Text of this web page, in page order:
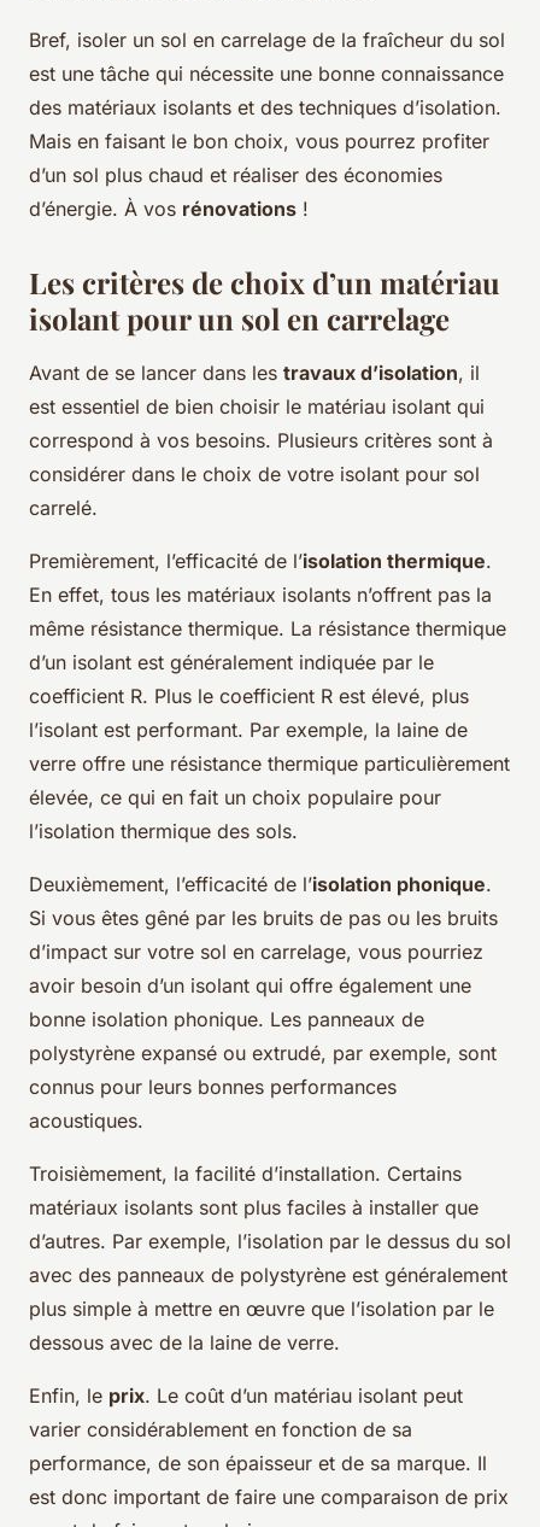
Bref, isoler un sol en carrelage de la fraîcheur du sol
est une tâche qui nécessite une bonne connaissance
des matériaux isolants et des techniques d’isolation.
Mais en faisant le bon choix, vous pourrez profiter
d’un sol plus chaud et réaliser des économies
d’énergie. À vos rénovations !
Les critères de choix d’un matériau
isolant pour un sol en carrelage
Avant de se lancer dans les travaux d’isolation, il
est essentiel de bien choisir le matériau isolant qui
correspond à vos besoins. Plusieurs critères sont à
considérer dans le choix de votre isolant pour sol
carrelé.
Premièrement, l’efficacité de l’isolation thermique.
En effet, tous les matériaux isolants n’offrent pas la
même résistance thermique. La résistance thermique
d’un isolant est généralement indiquée par le
coefficient R. Plus le coefficient R est élevé, plus
l’isolant est performant. Par exemple, la laine de
verre offre une résistance thermique particulièrement
élevée, ce qui en fait un choix populaire pour
l’isolation thermique des sols.
Deuxièmement, l’efficacité de l’isolation phonique.
Si vous êtes gêné par les bruits de pas ou les bruits
d’impact sur votre sol en carrelage, vous pourriez
avoir besoin d’un isolant qui offre également une
bonne isolation phonique. Les panneaux de
polystyrène expansé ou extrudé, par exemple, sont
connus pour leurs bonnes performances
acoustiques.
Troisièmement, la facilité d’installation. Certains
matériaux isolants sont plus faciles à installer que
d’autres. Par exemple, l’isolation par le dessus du sol
avec des panneaux de polystyrène est généralement
plus simple à mettre en œuvre que l’isolation par le
dessous avec de la laine de verre.
Enfin, le prix. Le coût d’un matériau isolant peut
varier considérablement en fonction de sa
performance, de son épaisseur et de sa marque. Il
est donc important de faire une comparaison de prix